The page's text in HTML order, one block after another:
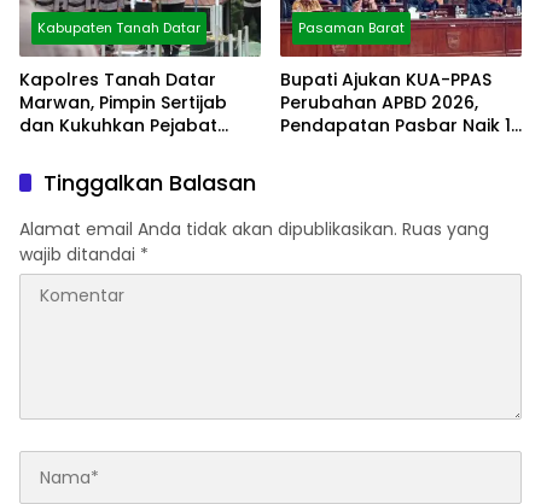
Kabupaten Tanah Datar
Kapolres Tanah Datar
Marwan, Pimpin Sertijab
dan Kukuhkan Pejabat
Pasaman Barat
Bupati Ajukan KUA-PPAS
Perubahan APBD 2026,
Pendapatan Pasbar Naik 15
Tinggalkan Balasan
Alamat email Anda tidak akan dipublikasikan. Ruas yang
wajib ditandai *